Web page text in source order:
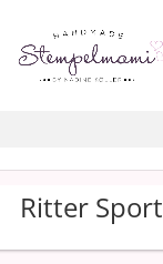
Ritter Sport